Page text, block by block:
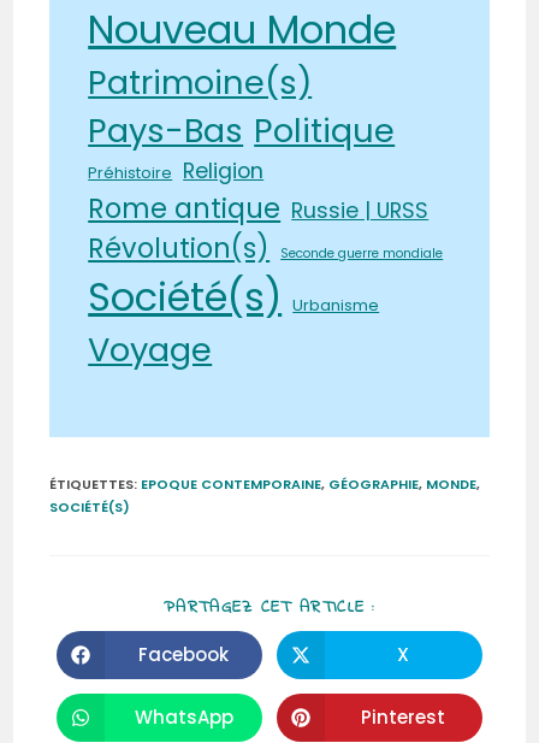
Nouveau Monde
Patrimoine(s)
Pays-Bas Politique
Préhistoire Religion
Rome antique Russie | URSS
Révolution(s) Seconde guerre mondiale
Société(s) Urbanisme
Voyage
ÉTIQUETTES: EPOQUE CONTEMPORAINE, GÉOGRAPHIE, MONDE,
SOCIÉTÉ(S)
PARTAGEZ CET ARTICLE :
Facebook
X
WhatsApp Pinterest